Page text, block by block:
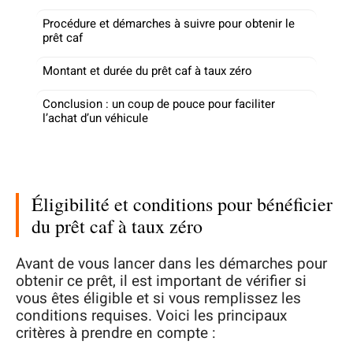
Procédure et démarches à suivre pour obtenir le
prêt caf
Montant et durée du prêt caf à taux zéro
Conclusion : un coup de pouce pour faciliter
l’achat d’un véhicule
Éligibilité et conditions pour bénéficier
du prêt caf à taux zéro
Avant de vous lancer dans les démarches pour
obtenir ce prêt, il est important de vérifier si
vous êtes éligible et si vous remplissez les
conditions requises. Voici les principaux
critères à prendre en compte :